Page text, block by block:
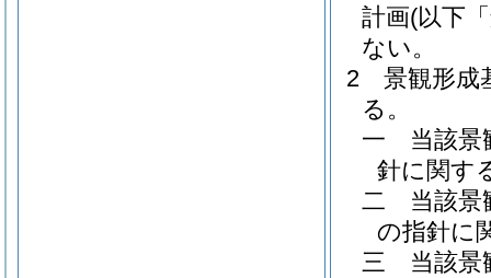
計画(以下
ない。
2
景観形成
る。
一
当該
針に関す
二
当該
の指針に
三
当該